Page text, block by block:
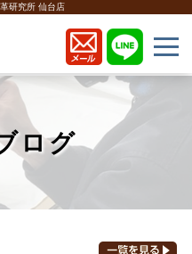
研究所 仙台店
ログ